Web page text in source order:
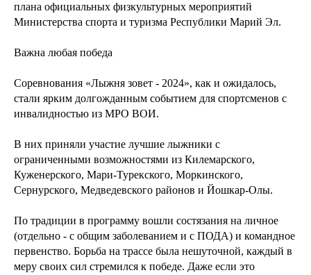
плана официальных физкультурных мероприятий
Министерства спорта и туризма Республики Марий Эл.
Важна любая победа
Соревнования «Лыжня зовет - 2024», как и ожидалось,
стали ярким долгожданным событием для спортсменов с
инвалидностью из МРО ВОИ.
В них приняли участие лучшие лыжники с
ограниченными возможностями из Килемарского,
Куженерского, Мари-Турекского, Моркинского,
Сернурского, Медведевского районов и Йошкар-Олы.
По традиции в программу вошли состязания на личное
(отдельно - с общим заболеванием и с ПОДА) и командное
первенство. Борьба на трассе была нешуточной, каждый в
меру своих сил стремился к победе. Даже если это